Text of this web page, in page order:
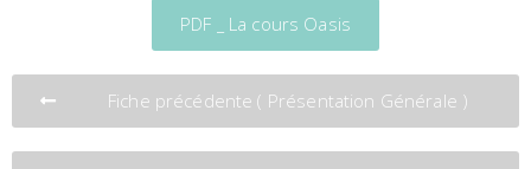
PDF _ La cours Oasis
Fiche précédente ( Présentation Générale )